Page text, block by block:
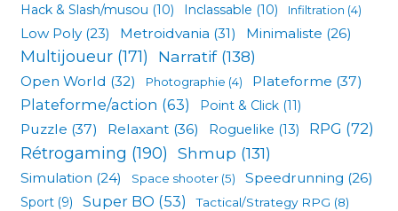
Hack & Slash/musou (10) Inclassable (10) Infiltration (4)
Low Poly (23) Metroidvania (31) Minimaliste (26)
Multijoueur (171) Narratif(138)
Open World (32) Photographie (4) Plateforme (37)
Plateforme/action (63) Point & Click (11)
Puzzle (37) Relaxant (36) Roguelike (13) RPG (72)
Rétrogaming (190) Shmup (131)
Simulation (24) Space shooter (5) Speedrunning (26)
Sport (9) Super BO (53) Tactical/Strategy RPG (8)